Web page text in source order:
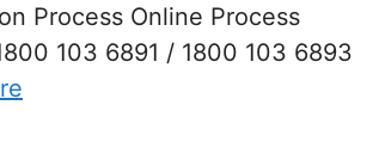
Process Online Process
103 6891 / 1800 103 6893